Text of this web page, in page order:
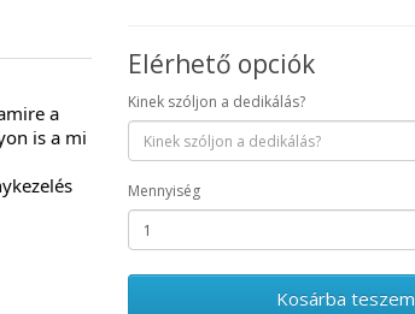
a
is a mi
Elérhető opciók
Kinek szóljon a dedikálás?
Mennyiség
Kosárba teszem